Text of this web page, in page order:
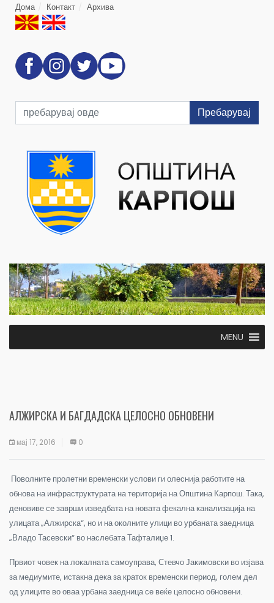
Дома Контакт Архива
Пребарувај
MENU
АЛЖИРСКА И БАГДАДСКА ЦЕЛОСНО ОБНОВЕНИ
мај 17, 2016 0
Поволните пролетни временски услови ги олеснија работите на
обнова на инфраструктурата на територија на Општина Карпош. Така,
деновиве се заврши изведбата на новата фекална канализација на
улицата „Алжирска“, но и на околните улици во урбаната заедница
„Владо Тасевски“ во наслебата Тафталиџе 1.
Првиот човек на локалната самоуправа, Стевчо Јакимовски во изјава
за медиумите, истакна дека за краток временски период, голем дел
од улиците во оваа урбана заедница се веќе целосно обновени.